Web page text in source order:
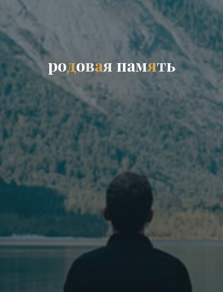
родовая память